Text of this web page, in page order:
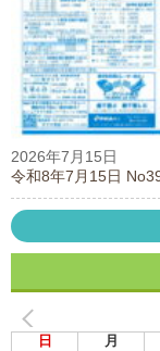
2026年7月15日
令和8年7月15日
日 月